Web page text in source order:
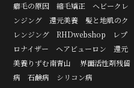
癖毛の原因 縮毛矯正 ヘビークレ
ンジング 還元美養 髪と地肌のク
レンジング RHDwebshop レプ
ロナイザー ヘアビューロン 還元
美養りずむ南青山 界面活性剤残留
病 石鹸病 シリコン病